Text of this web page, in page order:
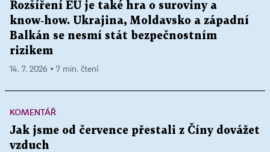
Rozšíření EU je také hra o suroviny a
know‑how. Ukrajina, Moldavsko a západní
Balkán se nesmí stát bezpečnostním
rizikem
14. 7. 2026 ▪ 7 min. čtení
KOMENTÁŘ
Jak jsme od července přestali z Číny dovážet
vzduch